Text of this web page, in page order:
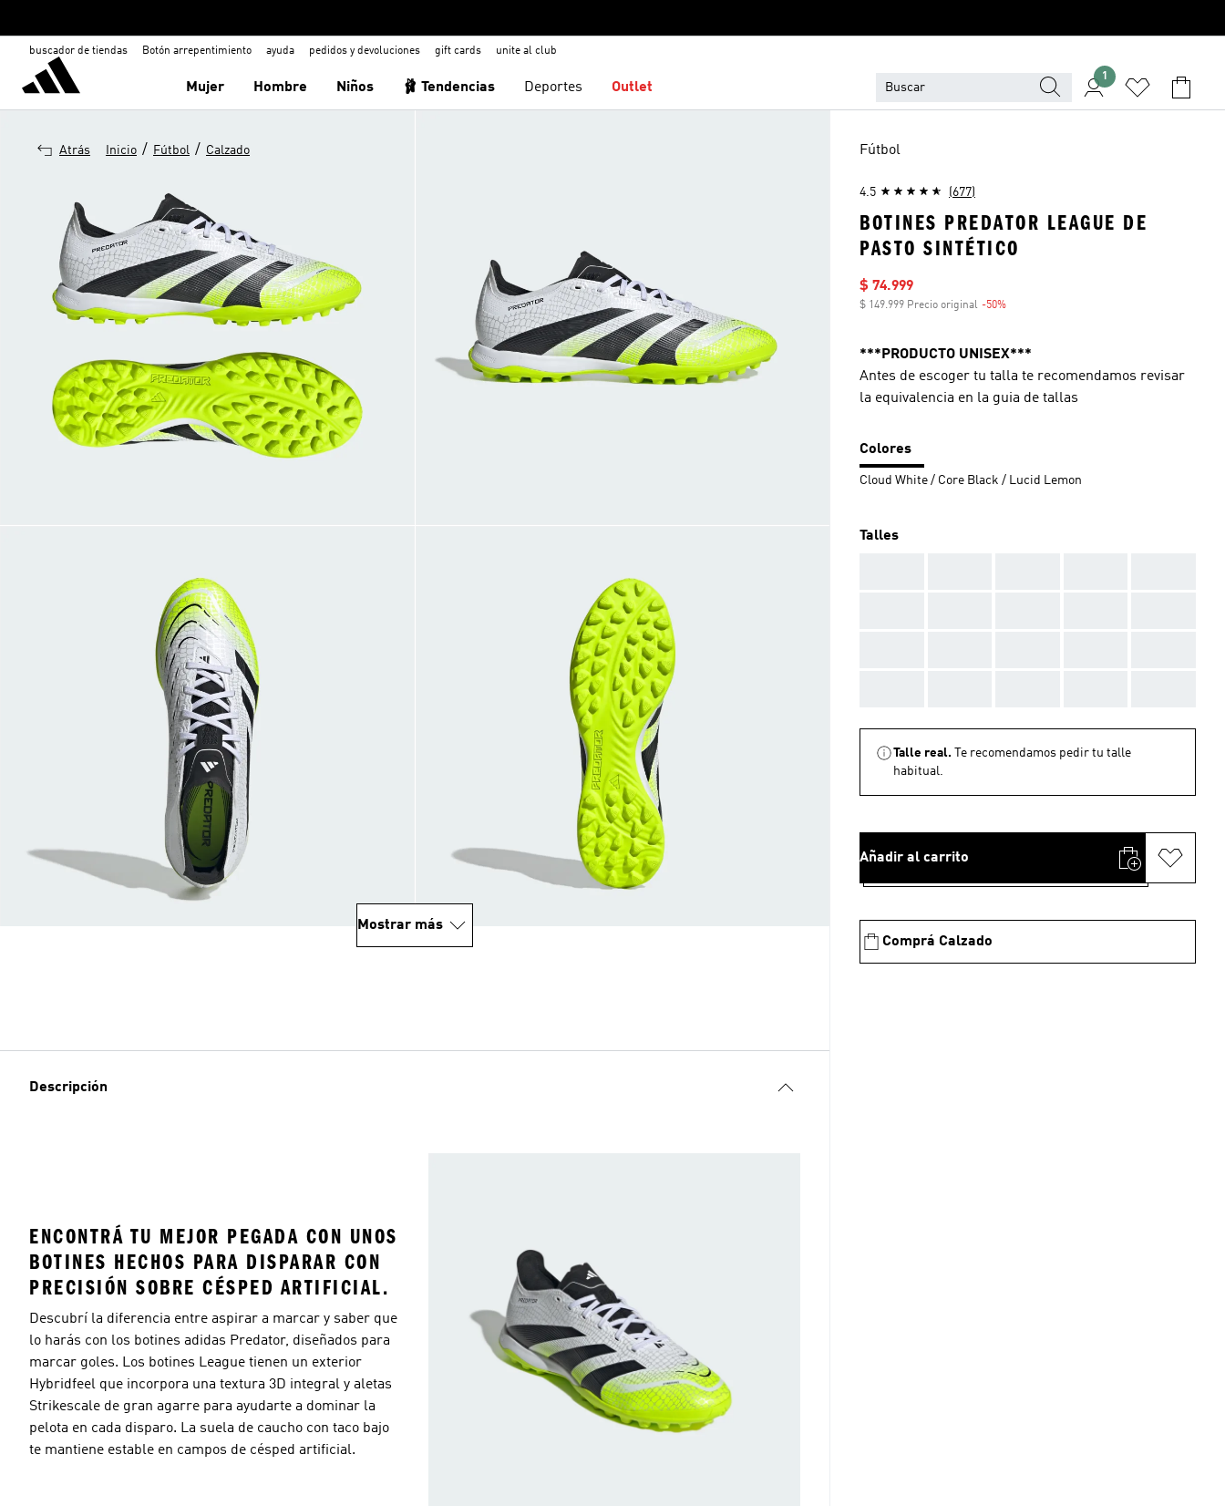
buscador de tiendas Botón arrepentimiento ayuda pedidos y devoluciones gift cards unite al club
Mujer Hombre Niños 🩰 Tendencias Deportes Outlet
1
Atrás Inicio / Fútbol / Calzado
Mostrar más
Descripción
ENCONTRÁ TU MEJOR PEGADA CON UNOS
BOTINES HECHOS PARA DISPARAR CON
PRECISIÓN SOBRE CÉSPED ARTIFICIAL.
Descubrí la diferencia entre aspirar a marcar y saber que
lo harás con los botines adidas Predator, diseñados para
marcar goles. Los botines League tienen un exterior
Hybridfeel que incorpora una textura 3D integral y aletas
Strikescale de gran agarre para ayudarte a dominar la
pelota en cada disparo. La suela de caucho con taco bajo
te mantiene estable en campos de césped artificial.
Fútbol
4.5 (677)
BOTINES PREDATOR LEAGUE DE
PASTO SINTÉTICO
Precio de venta
$ 74.999
$ 149.999 Precio original -50%
***PRODUCTO UNISEX***
Antes de escoger tu talla te recomendamos revisar
la equivalencia en la guia de tallas
Colores
Cloud White / Core Black / Lucid Lemon
Talles
Talle real.
Te recomendamos pedir tu talle
habitual.
Añadir al carrito
Comprá Calzado